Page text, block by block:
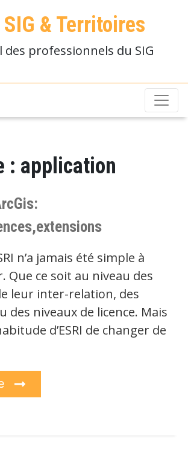
& Territoires
des professionnels du SIG
: application
n’a jamais été simple à
Que ce soit au niveau des
leur inter-relation, des
des niveaux de licence. Mais
d’ESRI de changer de